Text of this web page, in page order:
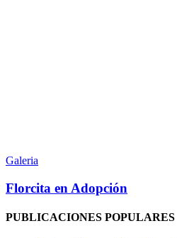
en
Galeria
Florcita en Adopción
PUBLICACIONES POPULARES